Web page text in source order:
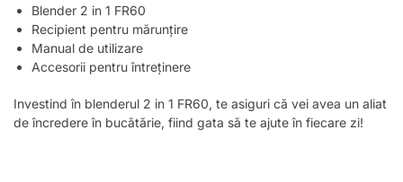
Blender 2 in 1 FR60
Recipient pentru mărunțire
Manual de utilizare
Accesorii pentru întreținere
Investind în blenderul 2 in 1 FR60, te asiguri că vei avea un aliat
de încredere în bucătărie, fiind gata să te ajute în fiecare zi!